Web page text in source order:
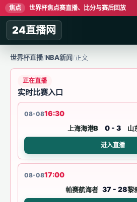
焦点 世界杯焦点赛直播、比分与赛后回放
24直播网
世界杯直播/NBA新闻/正文
正在直播
实时比赛入口
08-0816:30
上海海港B 0 - 3 山
进入直播
08-0817:00
帕赛航海者 37 - 28黎